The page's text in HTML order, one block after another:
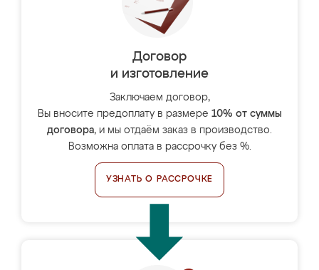
Договор
и изготовление
Заключаем договор,
Вы вносите предоплату в размере 10% от суммы
договора, и мы отдаём заказ в производство.
Возможна оплата в рассрочку без %.
УЗНАТЬ О РАССРОЧКЕ